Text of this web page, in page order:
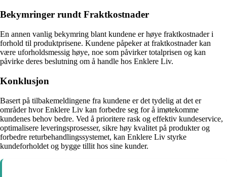
Bekymringer rundt Fraktkostnader
En annen vanlig bekymring blant kundene er høye fraktkostnader i
forhold til produktprisene. Kundene påpeker at fraktkostnader kan
være uforholdsmessig høye, noe som påvirker totalprisen og kan
påvirke deres beslutning om å handle hos Enklere Liv.
Konklusjon
Basert på tilbakemeldingene fra kundene er det tydelig at det er
områder hvor Enklere Liv kan forbedre seg for å imøtekomme
kundenes behov bedre. Ved å prioritere rask og effektiv kundeservice,
optimalisere leveringsprosesser, sikre høy kvalitet på produkter og
forbedre returbehandlingssystemet, kan Enklere Liv styrke
kundeforholdet og bygge tillit hos sine kunder.